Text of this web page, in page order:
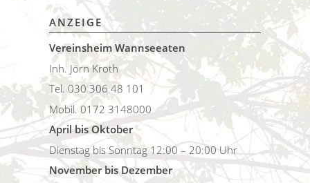
ANZEIGE
Vereinsheim Wannseeaten
Inh. Jörn Kroth
Tel. 030 306 48 101
Mobil. 0172 3148000
April bis Oktober
Dienstag bis Sonntag 12:00 – 20:00 Uhr
November bis Dezember